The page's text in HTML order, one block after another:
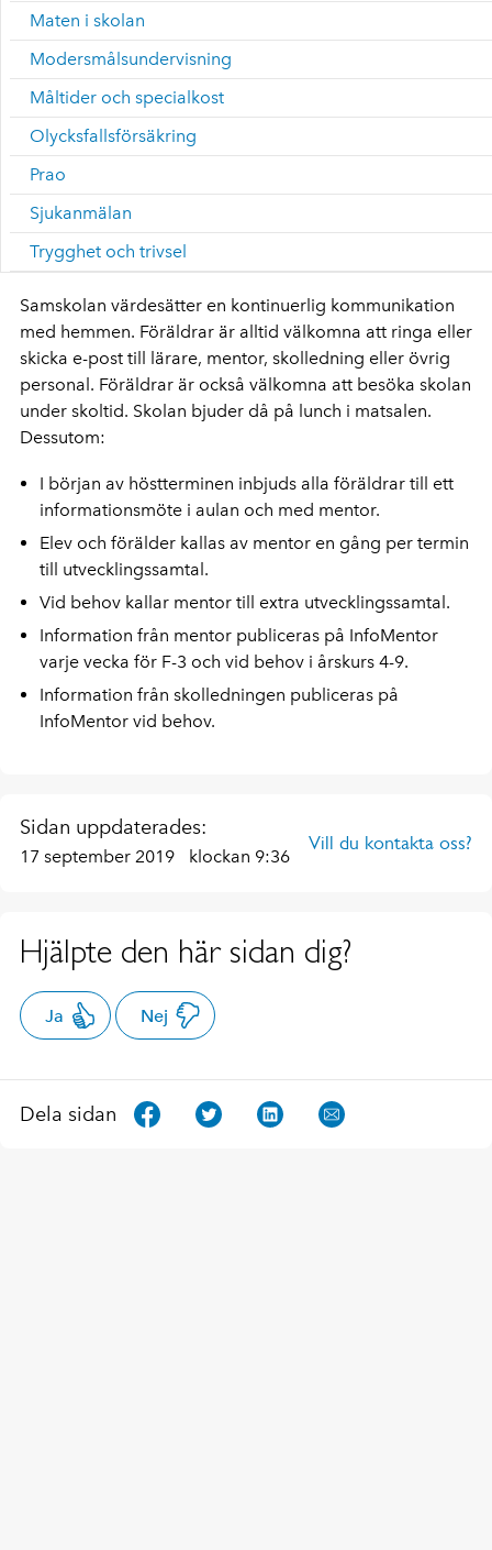
Maten i skolan
Modersmålsundervisning
Måltider och specialkost
Olycksfallsförsäkring
Prao
Sjukanmälan
Trygghet och trivsel
Samskolan värdesätter en kontinuerlig kommunikation
med hemmen. Föräldrar är alltid välkomna att ringa eller
skicka e-post till lärare, mentor, skolledning eller övrig
personal. Föräldrar är också välkomna att besöka skolan
under skoltid. Skolan bjuder då på lunch i matsalen.
Dessutom:
I början av höstterminen inbjuds alla föräldrar till ett
informationsmöte i aulan och med mentor.
Elev och förälder kallas av mentor en gång per termin
till utvecklingssamtal.
Vid behov kallar mentor till extra utvecklingssamtal.
Information från mentor publiceras på InfoMentor
varje vecka för F-3 och vid behov i årskurs 4-9.
Information från skolledningen publiceras på
InfoMentor vid behov.
Sidan uppdaterades:
17 september 2019 klockan 9:36
Vill du kontakta oss?
Hjälpte den här sidan dig?
Ja Nej
Dela sidan